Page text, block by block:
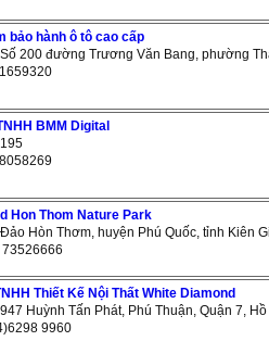
bảo hành ô tô cao cấp
200 đường Trương Văn Bang, phường
BMM Digital
Hon Thom Nature Park
Hòn Thơm, huyện Phú Quốc, tỉnh Kiên
73526666
Thiết Kế Nội Thất White Diamond
Huỳnh Tấn Phát, Phú Thuận, Quận 7,
9960